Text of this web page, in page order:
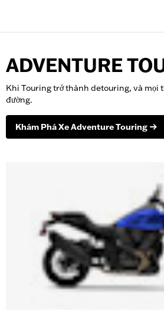
ADVENTURE
Khi Touring trở thành detouring, và mọi
đường.
Khám Phá Xe Adventure Touring